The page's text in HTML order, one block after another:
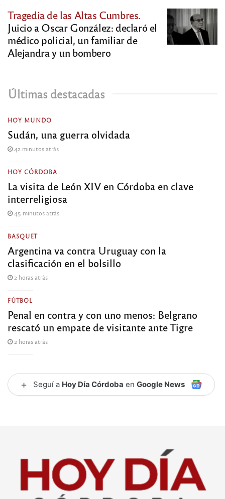
Tragedia de las Altas Cumbres.
Juicio a Oscar González: declaró el
médico policial, un familiar de
Alejandra y un bombero
Últimas destacadas
HOY MUNDO
Sudán, una guerra olvidada
42 minutos atrás
HOY CÓRDOBA
La visita de León XIV en Córdoba en clave
interreligiosa
45 minutos atrás
BASQUET
Argentina va contra Uruguay con la
clasificación en el bolsillo
2 horas atrás
FÚTBOL
Penal en contra y con uno menos: Belgrano
rescató un empate de visitante ante Tigre
2 horas atrás
+ Seguí a Hoy Día Córdoba en Google News